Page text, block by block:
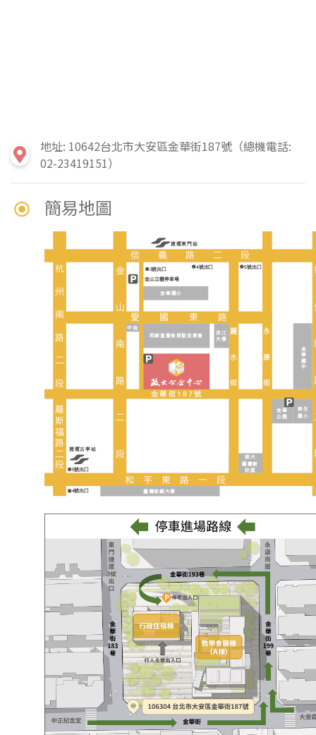
地址: 10642台北市大安區金華街187號（總機電話:
02-23419151）
簡易地圖